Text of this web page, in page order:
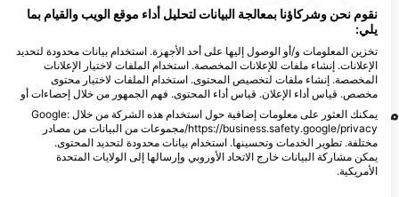
Scuba Guam
167 Marine Corp Dr, 96910
Hagatna, غوام
مواقع الغوص القريبة
نقوم نحن وشركاؤنا بمعالجة البيانات لتحليل أداء موقع الويب والقيام بما
يلي:
تخزين المعلومات و/أو الوصول إليها على أحد الأجهزة. استخدام بيانات محدودة لتحديد
الإعلانات. إنشاء ملفات للإعلانات المخصصة. استخدام الملفات لاختيار الإعلانات
المخصصة. إنشاء ملفات لتخصيص المحتوى. استخدام الملفات لاختيار محتوى
مخصص. قياس أداء الإعلان. قياس أداء المحتوى. فهم الجمهور من خلال إحصاءات أو
يمكنك العثور على معلومات إضافية حول استخدام هذه الشركة من خلال Google:
https://business.safety.google/privacy/مجموعات من البيانات من مصادر
مختلفة. تطوير الخدمات وتحسينها. استخدام بيانات محدودة لتحديد المحتوى.
يمكن مشاركة البيانات خارج الاتحاد الأوروبي وإرسالها إلى الولايات المتحدة
الأمريكية.